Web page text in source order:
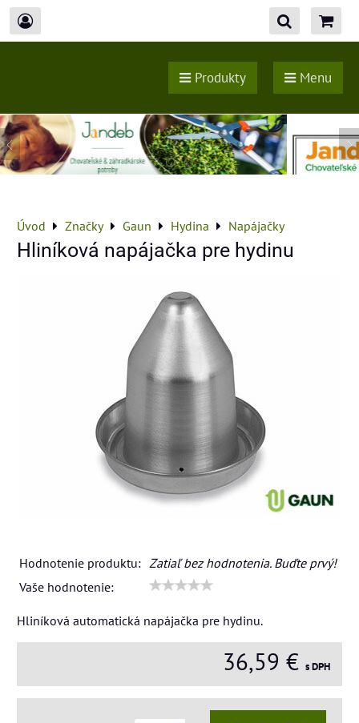
Produkty Menu
Úvod Značky Gaun Hydina Napájačky
Hliníková napájačka pre hydinu
Hodnotenie produktu: Zatiaľ bez hodnotenia. Buďte prvý!
Vaše hodnotenie:
Hliníková automatická napájačka pre hydinu.
36,59 € s DPH